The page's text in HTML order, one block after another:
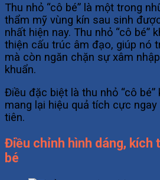
Thu nhỏ “cô bé” là một trong
thẩm mỹ vùng kín sau sinh
nhất hiện nay. Thu nhỏ “cô bé”
thiện cấu trúc âm đạo, giúp nó
mà còn ngăn chặn sự xâm
khuẩn.
Điều đặc biệt là thu nhỏ “cô bé”
mang lại hiệu quả tích cực
tiên.
Điều chỉnh hình dáng, kích
bé